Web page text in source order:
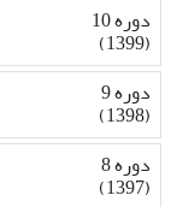
دوره 10
(1399)
دوره 9
(1398)
دوره 8
(1397)